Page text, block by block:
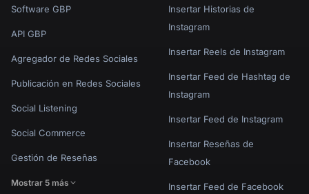
Software GBP
API GBP
Agregador de Redes Sociales
Publicación en Redes Sociales
Social Listening
Social Commerce
Gestión de Reseñas
Mostrar 5 más
Insertar Historias de
Instagram
Insertar Reels de Instagram
Insertar Feed de Hashtag de
Instagram
Insertar Feed de Instagram
Insertar Reseñas de
Facebook
Insertar Feed de Facebook